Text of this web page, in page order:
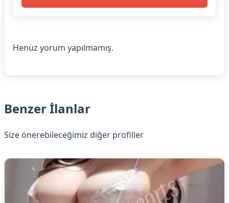
Henüz yorum yapılmamış.
Benzer İlanlar
Size önerebileceğimiz diğer profiller